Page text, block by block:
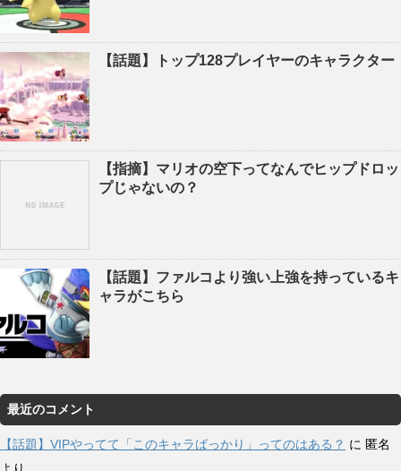
【話題】トップ128プレイヤーのキャラクター
【指摘】マリオの空下ってなんでヒップドロッ
プじゃないの？
【話題】ファルコより強い上強を持っているキ
ャラがこちら
最近のコメント
【話題】VIPやってて「このキャラばっかり」ってのはある？ に 匿名